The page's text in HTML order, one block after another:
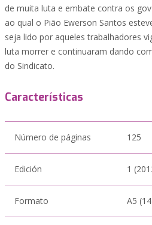
de muita luta e embate contra os
ao qual o Pião Ewerson Santos
seja lido por aqueles trabalhadores
luta morrer e continuaram dando
do Sindicato.
Características
Número de páginas 125
Edición 1
Formato A5